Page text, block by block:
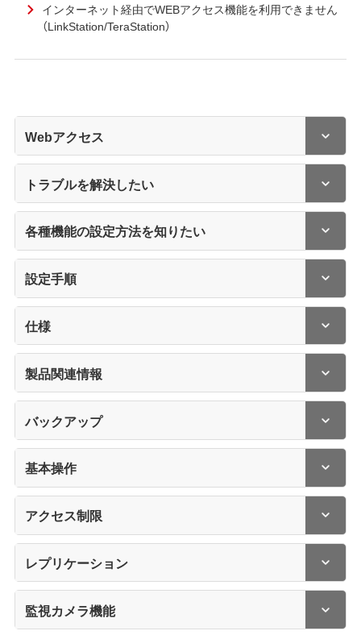
インターネット経由でWEBアクセス機能を利用できません
（LinkStation/TeraStation）
Webアクセス
トラブルを解決したい
各種機能の設定方法を知りたい
設定手順
仕様
製品関連情報
バックアップ
基本操作
アクセス制限
レプリケーション
監視カメラ機能